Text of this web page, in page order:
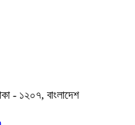
- ১২০৭, বাংলাদেশ